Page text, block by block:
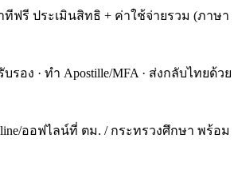
าทีฟรี ประเมินสิทธิ + ค่าใช้จ่ายรวม (ภาษา
บรอง · ทำ Apostille/MFA · ส่งกลับไทยด้วย
ออฟไลน์ที่ ตม. / กระทรวงศึกษา พร้อม